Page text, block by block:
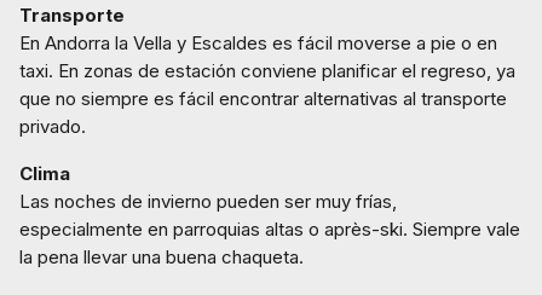
Transporte
En Andorra la Vella y Escaldes es fácil moverse a pie o en
taxi. En zonas de estación conviene planificar el regreso, ya
que no siempre es fácil encontrar alternativas al transporte
privado.
Clima
Las noches de invierno pueden ser muy frías,
especialmente en parroquias altas o après-ski. Siempre vale
la pena llevar una buena chaqueta.